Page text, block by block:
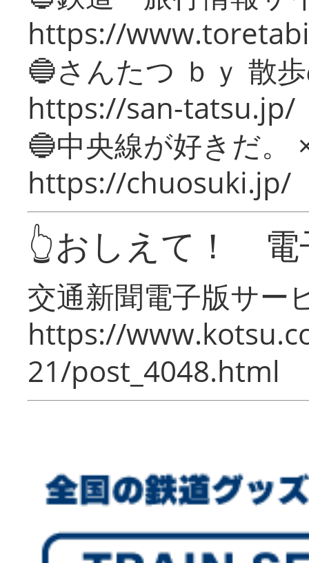
https://
🔵さんたつ ｂｙ 散
https://san-tatsu.jp/
🔵中央線が好きだ。
https://chuosuki.jp/
👆おしえて！ 電
交通新聞電子版サー
https://
21/post_4048.html